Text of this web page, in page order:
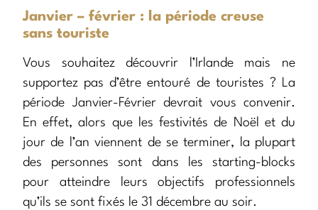
Janvier – février : la période creuse
sans touriste
Vous souhaitez découvrir l’Irlande mais ne
supportez pas d’être entouré de touristes ? La
période Janvier-Février devrait vous convenir.
En effet, alors que les festivités de Noël et du
jour de l’an viennent de se terminer, la plupart
des personnes sont dans les starting-blocks
pour atteindre leurs objectifs professionnels
qu’ils se sont fixés le 31 décembre au soir.